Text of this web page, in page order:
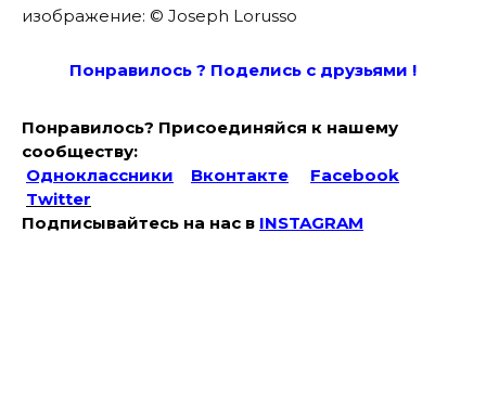
изображение: © Joseph Lorusso
Понравилось ? Поделись с друзьями !
Понравилось? Присоединяйся к нашему
сообществу:
Одноклассники
Вконтакте
Facebook
Twitter
Подписывайтесь на наc в INSTAGRAM